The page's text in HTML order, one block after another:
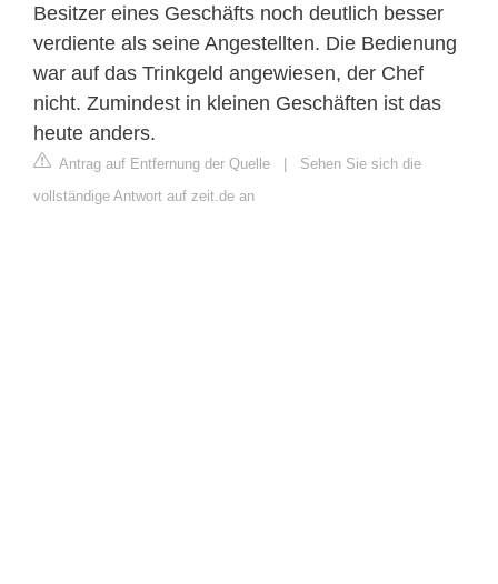
Besitzer eines Geschäfts noch deutlich besser
verdiente als seine Angestellten. Die Bedienung
war auf das Trinkgeld angewiesen, der Chef
nicht. Zumindest in kleinen Geschäften ist das
heute anders.
Antrag auf Entfernung der Quelle | Sehen Sie sich die
vollständige Antwort auf zeit.de an